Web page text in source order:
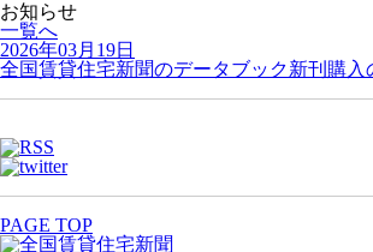
お知らせ
一覧へ
2026年03月19日
全国賃貸住宅新聞のデータブック新刊購入
PAGE TOP